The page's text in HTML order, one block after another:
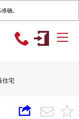
确。
住宅